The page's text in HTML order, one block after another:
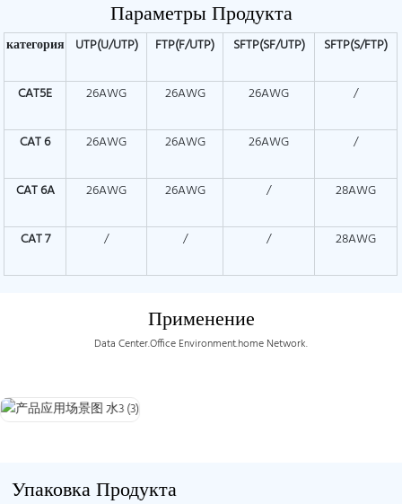
Параметры Продукта
категория UTP(U/UTP) FTP(F/UTP) SFTP(SF/UTP) SFTP(S/FTP)
CAT5E 26AWG 26AWG 26AWG /
CAT6 26AWG 26AWG 26AWG /
CAT6A 26AWG 26AWG / 28AWG
CAT7 / / / 28AWG
Применение
Data Center.Office Environment.home Network.
Упаковка Продукта